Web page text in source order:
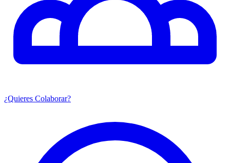
¿Quieres Colaborar?